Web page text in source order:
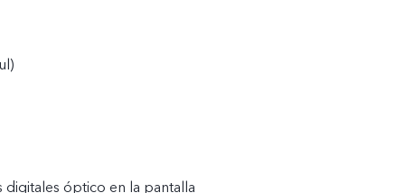
digitales óptico en la pantalla